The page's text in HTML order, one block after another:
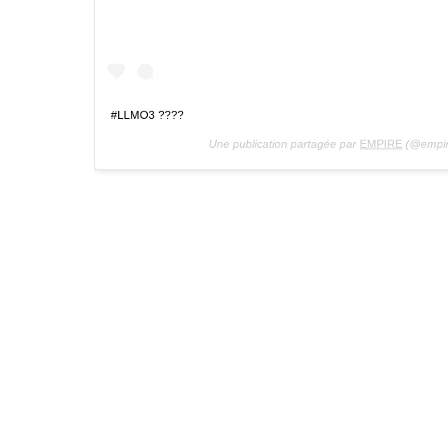
#LLMO3 ????
Une publication partagée par EMPIRE